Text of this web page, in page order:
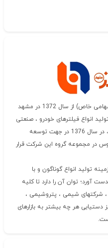
شرکت تولیدی و صنعتی بهران فیلتر ( سهامی خاص) از سال 1372 در مشهد
انواع فیلترهای خودرو ، صنعتی
و نیروگاهی در ایران آغاز نمود.پس از آن، در سال 1376 در جهت توسعه
در مجموعه گروه این شرکت قرار
تولید انواع گوناگون و با
آورد؛ توان آن را دارد تا کلیه
، شرکتهای شیمی ، پتروشیمی ،
دستیابی هر چه بیشتر به بازارهای